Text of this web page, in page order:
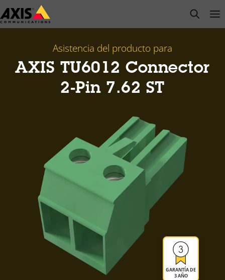
Saltar
al
open
Asistencia del producto para
AXIS TU6012 Connector
2-Pin 7.62 ST
GARANTÍA DE
3 AÑO